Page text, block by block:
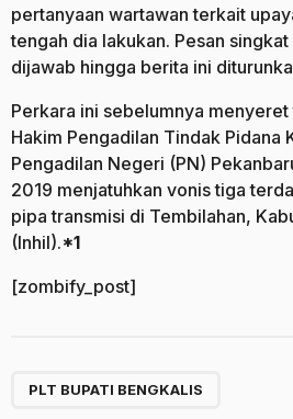
pertanyaan wartawan terkait
tengah dia lakukan. Pesan
dijawab hingga berita ini
Perkara ini sebelumnya
Hakim Pengadilan Tindak Pidana
Pengadilan Negeri (PN)
2019 menjatuhkan vonis tiga
pipa transmisi di Tembilahan,
(Inhil).*1
[zombify_post]
PLT BUPATI BENGKALIS